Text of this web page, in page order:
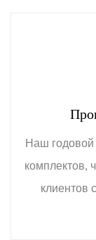
Наш
комплектов,
клиентов